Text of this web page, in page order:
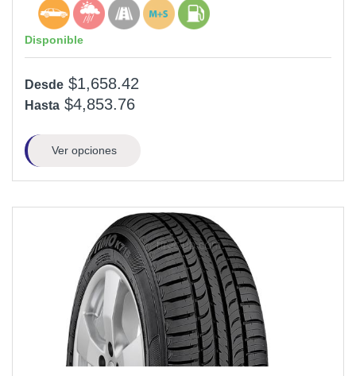
Disponible
Desde $1,658.42
Hasta $4,853.76
Ver opciones